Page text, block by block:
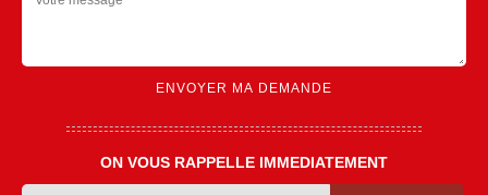
ON VOUS RAPPELLE IMMEDIATEMENT